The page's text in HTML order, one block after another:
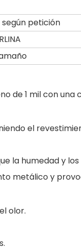
petición
de 1 mil con
el
la humedad y
metálico y
olor.